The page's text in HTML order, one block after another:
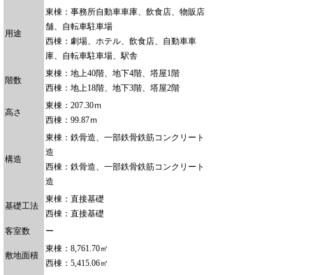
用途
東棟：事務所自動車車庫、飲食店、物販店
舗、自転車駐車場
西棟：劇場、ホテル、飲食店、自動車車
庫、自転車駐車場、駅舎
階数
東棟：地上40階、地下4階、塔屋1階
西棟：地上18階、地下3階、塔屋2階
高さ
東棟：207.30ｍ
西棟：99.87ｍ
構造
東棟：鉄骨造、一部鉄骨鉄筋コンクリート
造
西棟：鉄骨造、一部鉄骨鉄筋コンクリート
造
基礎工法
東棟：直接基礎
西棟：直接基礎
客室数
ー
敷地面積
東棟：8,761.70㎡
西棟：5,415.06㎡